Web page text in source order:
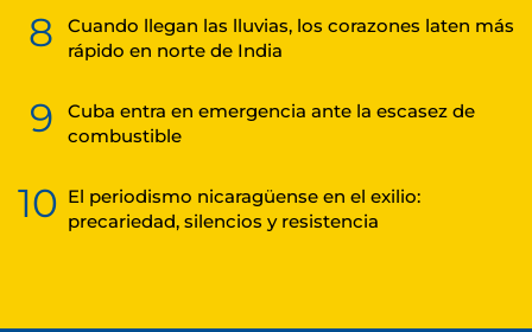
8
Cuando llegan las lluvias, los corazones laten más
rápido en norte de India
9
Cuba entra en emergencia ante la escasez de
combustible
10 El periodismo nicaragüense en el exilio:
precariedad, silencios y resistencia